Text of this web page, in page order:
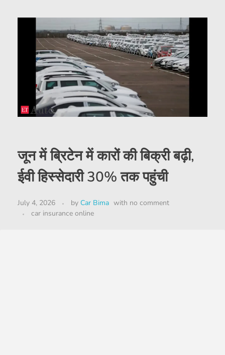
जून में ब्रिटेन में कारों की बिक्री बढ़ी,
ईवी हिस्सेदारी 30% तक पहुंची
July 4, 2026 by Car Bima with no comment
car insurance online